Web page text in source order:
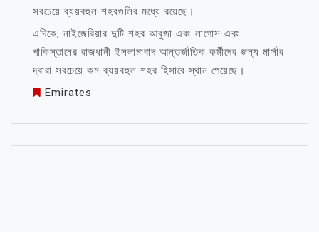
সবচেয়ে ব্যয়বহুল শহরগুলির মধ্যে রয়েছে।
এদিকে, নাইজেরিয়ার দুটি শহর আবুজা এবং লাগোস এবং
পাকিস্তানের রাজধানী ইসলামাবাদ আন্তর্জাতিক কর্মীদের জন্য মার্সার
দ্বারা সবচেয়ে কম ব্যয়বহুল শহর হিসাবে স্থান পেয়েছে।
Emirates